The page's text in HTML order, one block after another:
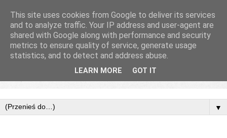
▼
This site uses cookies from Google to deliver its services
and to analyze traffic. Your IP address and user-agent are
shared with Google along with performance and security
metrics to ensure quality of service, generate usage
statistics, and to detect and address abuse.
LEARN MORE GOT IT